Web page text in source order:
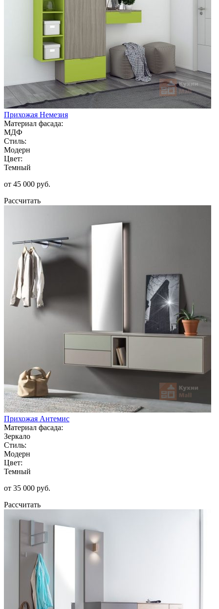
Прихожая Немезия
Материал фасада:
МДФ
Стиль:
Модерн
Цвет:
Темный
от 45 000 руб.
Рассчитать
Прихожая Антемис
Материал фасада:
Зеркало
Стиль:
Модерн
Цвет:
Темный
от 35 000 руб.
Рассчитать